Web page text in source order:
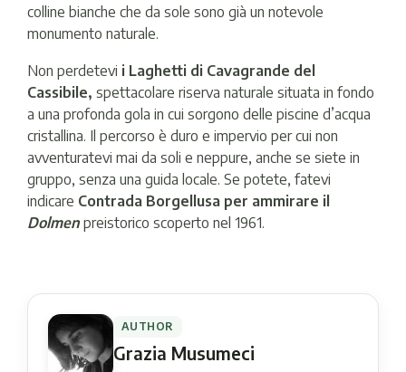
colline bianche che da sole sono già un notevole
monumento naturale.
Non perdetevi i Laghetti di Cavagrande del
Cassibile, spettacolare riserva naturale situata in fondo
a una profonda gola in cui sorgono delle piscine d’acqua
cristallina. Il percorso è duro e impervio per cui non
avventuratevi mai da soli e neppure, anche se siete in
gruppo, senza una guida locale. Se potete, fatevi
indicare Contrada Borgellusa per ammirare il
Dolmen preistorico scoperto nel 1961.
AUTHOR
Grazia Musumeci